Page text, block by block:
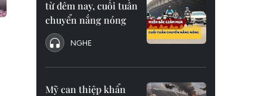
từ đêm nay, cuối tuần
chuyển nắng nóng
NGHE
Mỹ can thiệp khẩn